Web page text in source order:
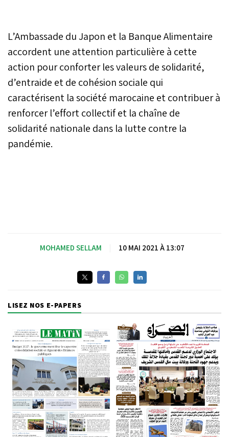
L’Ambassade du Japon et la Banque Alimentaire
accordent une attention particulière à cette
action pour conforter les valeurs de solidarité,
d’entraide et de cohésion sociale qui
caractérisent la société marocaine et contribuer à
renforcer l’effort collectif et la chaîne de
solidarité nationale dans la lutte contre la
pandémie.
MOHAMED SELLAM 10 MAI 2021 À 13:07
LISEZ NOS E-PAPERS